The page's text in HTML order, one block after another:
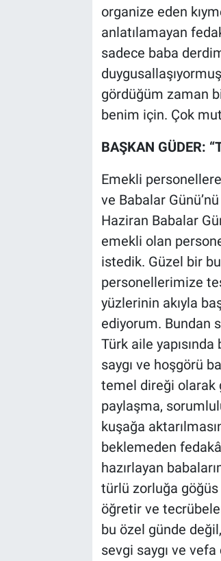
organize eden
anlatılamayan
sadece baba
gördüğüm zaman
benim için. Çok
BAŞKAN GÜDER:
Emekli
ve Babalar
Haziran Babalar
emekli olan
istedik. Güzel bir
personellerimize
yüzlerinin akıyla
ediyorum. Bundan
Türk aile
saygı ve hoşgörü
temel direği olarak
paylaşma,
kuşağa
beklemeden
hazırlayan
türlü zorluğa
öğretir ve
bu özel günde
sevgi saygı ve